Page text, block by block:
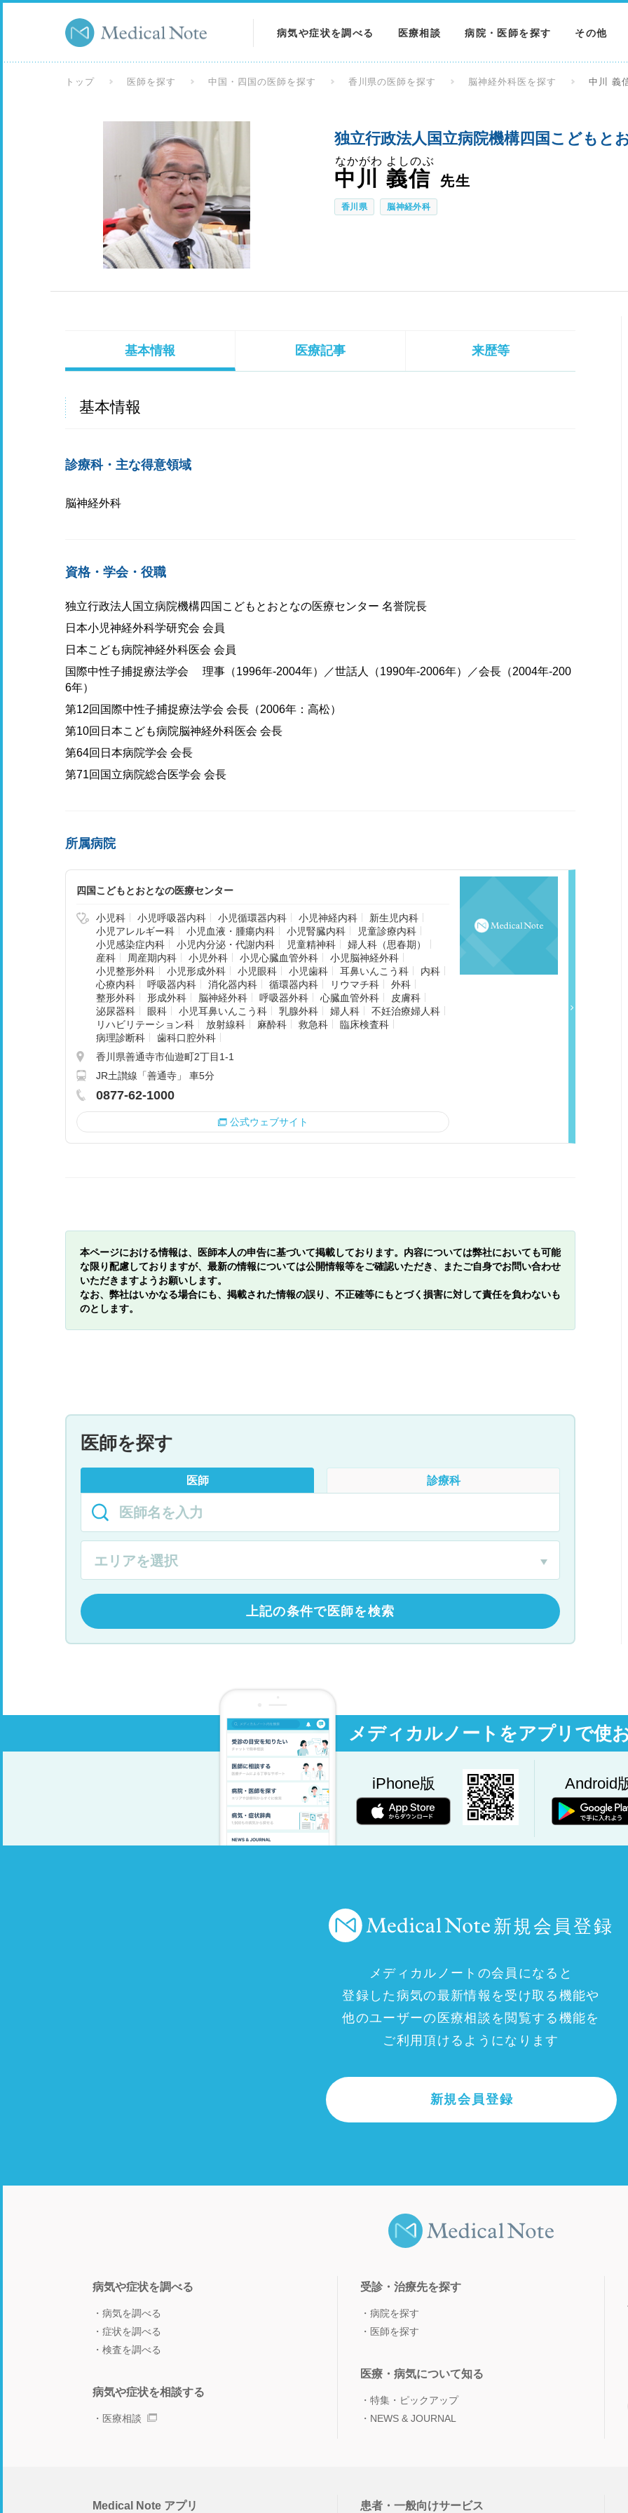
病気や症状を調べる
検査を調べる
医療相談 病院・医師を探す その他
トップ 医師を探す 中国・四国の医師を探す 香川県の医師を探す 脳神経外科医を探す 中川 義
独立行政法人国立病院機構四国こどもと
中川 義信
なかがわ よしのぶ
先生
香川県 脳神経外科
基本情報 医療記事 来歴等
基本情報
診療科・主な得意領域
脳神経外科
資格・学会・役職
独立行政法人国立病院機構四国こどもとおとなの医療センター 名誉院長
日本小児神経外科学研究会 会員
日本こども病院神経外科医会 会員
国際中性子捕捉療法学会 理事（1996年-2004年）／世話人（1990年-2006年）／会長（2004年-200
6年）
第12回国際中性子捕捉療法学会 会長（2006年：高松）
第10回日本こども病院脳神経外科医会 会長
第64回日本病院学会 会長
第71回国立病院総合医学会 会長
所属病院
四国こどもとおとなの医療センター
小児科 小児呼吸器内科 小児循環器内科 小児神経内科
新生児内科
小児アレルギー科
小児血液・腫瘍内科 小児腎臓内科
児童診療内科
小児感染症内科
小児内分泌・代謝内科 児童精神科
婦人科（思春期）
産科
周産期内科 小児外科 小児心臓血管外科
小児脳神経外科
小児整形外科
小児形成外科 小児眼科 小児歯科 耳鼻いんこう科
内科
心療内科
呼吸器内科 消化器内科 循環器内科 リウマチ科
外科
整形外科
形成外科 脳神経外科 呼吸器外科 心臓血管外科
皮膚科
泌尿器科
眼科 小児耳鼻いんこう科 乳腺外科 婦人科
不妊治療婦人科
リハビリテーション科
放射線科 麻酔科 救急科
臨床検査科
病理診断科
歯科口腔外科
香川県善通寺市仙遊町2丁目1-1
JR土讃線「善通寺」 車5分
0877-62-1000
公式ウェブサイト
本ページにおける情報は、医師本人の申告に基づいて掲載しております。内容については弊社においても可能
な限り配慮しておりますが、最新の情報については公開情報等をご確認いただき、またご自身でお問い合わせ
いただきますようお願いします。
なお、弊社はいかなる場合にも、掲載された情報の誤り、不正確等にもとづく損害に対して責任を負わないも
のとします。
医師を探す
医師 診療科
上記の条件で医師を検索
メディカルノートをアプリで使
iPhone版 Android
新規会員登録
メディカルノートの会員になると
登録した病気の最新情報を受け取る機能や
他のユーザーの医療相談を閲覧する機能を
ご利用頂けるようになります
新規会員登録
病気や症状を調べる
病気を調べる
症状を調べる
検査を調べる
病気や症状を相談する
医療相談
受診・治療先を探す
病院を探す
医師を探す
医療・病気について知る
特集・ピックアップ
NEWS & JOURNAL
Medical Note アプリ 患者・一般向けサービス